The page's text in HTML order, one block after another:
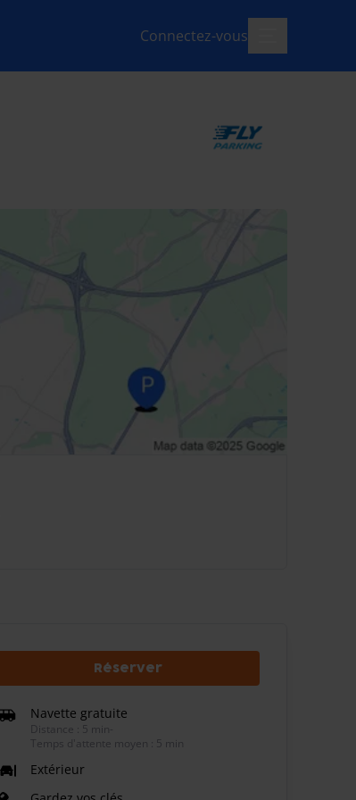
Connectez-vous
Réserver
Navette gratuite
Distance : 5 min
Temps d'attente moyen : 5 min
Extérieur